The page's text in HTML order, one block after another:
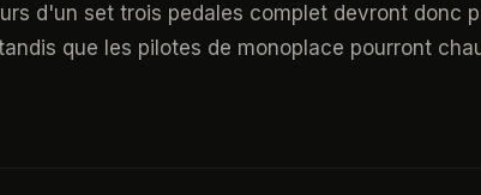
d'un set trois pedales complet devront donc
que les pilotes de monoplace pourront